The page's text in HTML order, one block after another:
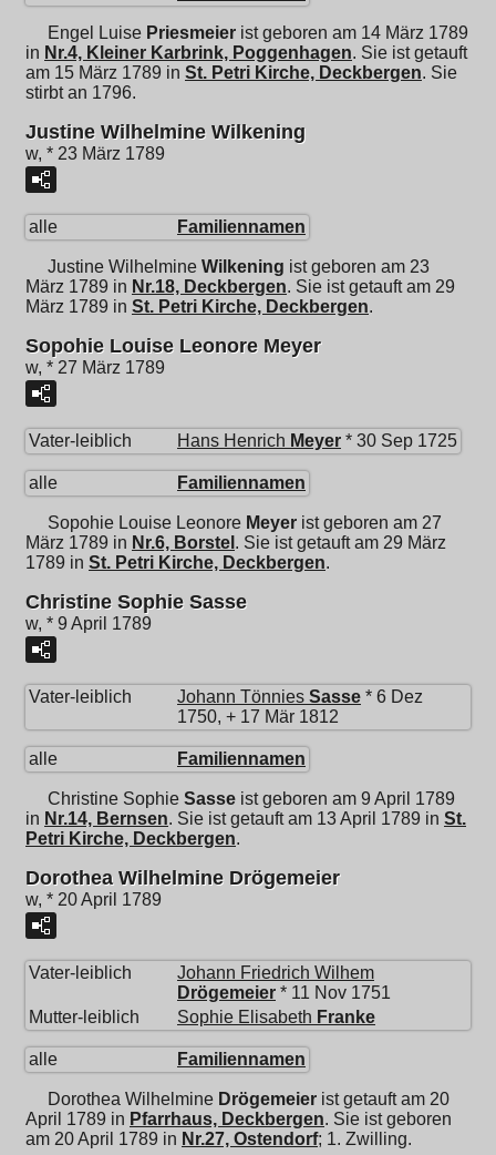
Engel Luise Priesmeier ist geboren am 14 März 1789
in Nr.4, Kleiner Karbrink, Poggenhagen. Sie ist getauft
am 15 März 1789 in St. Petri Kirche, Deckbergen. Sie
stirbt an 1796.
Justine Wilhelmine Wilkening
w, * 23 März 1789
alle Familiennamen
Justine Wilhelmine Wilkening ist geboren am 23
März 1789 in Nr.18, Deckbergen. Sie ist getauft am 29
März 1789 in St. Petri Kirche, Deckbergen.
Sopohie Louise Leonore Meyer
w, * 27 März 1789
Vater-leiblich Hans Henrich Meyer * 30 Sep 1725
alle Familiennamen
Sopohie Louise Leonore Meyer ist geboren am 27
März 1789 in Nr.6, Borstel . Sie ist getauft am 29 März
1789 in St. Petri Kirche, Deckbergen.
Christine Sophie Sasse
w, * 9 April 1789
Vater-leiblich Johann Tönnies Sasse * 6 Dez
1750, + 17 Mär 1812
alle Familiennamen
Christine Sophie Sasse ist geboren am 9 April 1789
in Nr.14, Bernsen. Sie ist getauft am 13 April 1789 in St.
Petri Kirche, Deckbergen.
Dorothea Wilhelmine Drögemeier
w, * 20 April 1789
Vater-leiblich
Johann Friedrich Wilhem
Drögemeier * 11 Nov 1751
Mutter-leiblich
Sophie Elisabeth Franke
alle Familiennamen
Dorothea Wilhelmine Drögemeier ist getauft am 20
April 1789 in Pfarrhaus, Deckbergen. Sie ist geboren
am 20 April 1789 in Nr.27, Ostendorf; 1. Zwilling.